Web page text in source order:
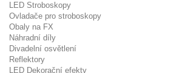
LED Stroboskopy
Ovladače pro stroboskopy
Obaly na FX
Náhradní díly
Divadelní osvětlení
Reflektory
LED Dekorační efekty